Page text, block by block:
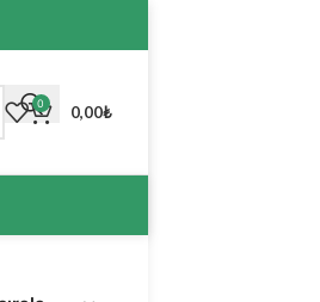
0 0,00₺